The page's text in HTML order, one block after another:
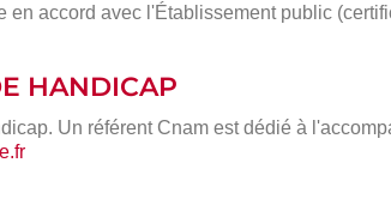
accord avec l'Établissement public
HANDICAP
Un référent Cnam est dédié à